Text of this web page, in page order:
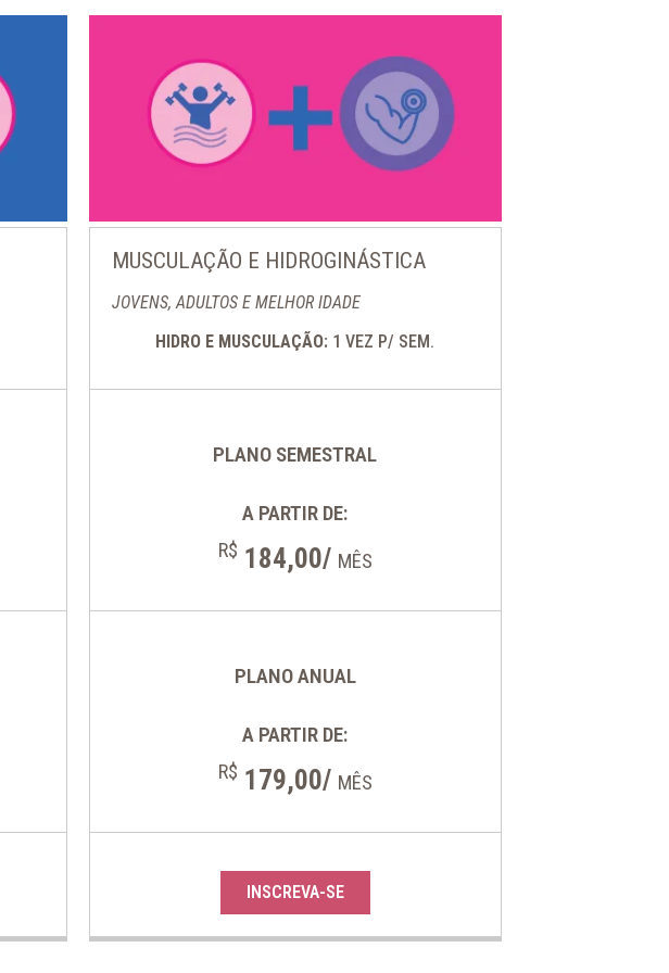
MUSCULAÇÃO E HIDROGINÁSTICA
JOVENS, ADULTOS E MELHOR IDADE
HIDRO E MUSCULAÇÃO: 1 VEZ P/ SEM.
PLANO SEMESTRAL
A PARTIR DE:
R$ 184,00/ MÊS
PLANO ANUAL
A PARTIR DE:
R$ 179,00/ MÊS
INSCREVA-SE